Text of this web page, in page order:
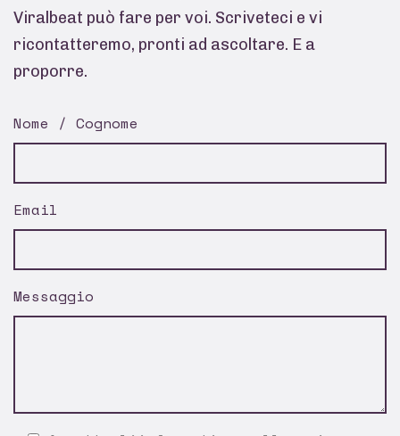
Viralbeat può fare per voi. Scriveteci e vi
ricontatteremo, pronti ad ascoltare. E a
proporre.
Nome / Cognome
Email
Messaggio